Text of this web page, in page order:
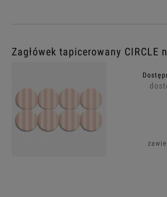
Zagłówek tapicerowany CIRCLE